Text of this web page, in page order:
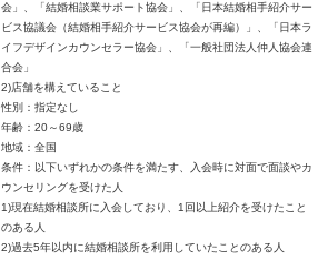
会」、「結婚相談業サポート協会」、「日本結婚相手紹介サー
ビス協議会（結婚相手紹介サービス協会が再編）」、「日本ラ
イフデザインカウンセラー協会」、「一般社団法人仲人協会連
合会」
2)店舗を構えていること
性別：指定なし
年齢：20～69歳
地域：全国
条件：以下いずれかの条件を満たす、入会時に対面で面談やカ
ウンセリングを受けた人
1)現在結婚相談所に入会しており、1回以上紹介を受けたこと
のある人
2)過去5年以内に結婚相談所を利用していたことのある人